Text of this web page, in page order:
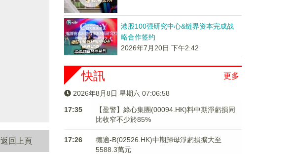
返回上頁
港股100强研究中心&链界资本完成战
略合作签约
2026年7月20日 下午2:42
更多
快訊
2026年8月8日 星期六 07:06:59
17:35
【盈警】綠心集團(00094.HK)料中期淨虧損同
比收窄不少於85%
17:26
德適-B(02526.HK)中期歸母淨虧損擴大至
5588.3萬元